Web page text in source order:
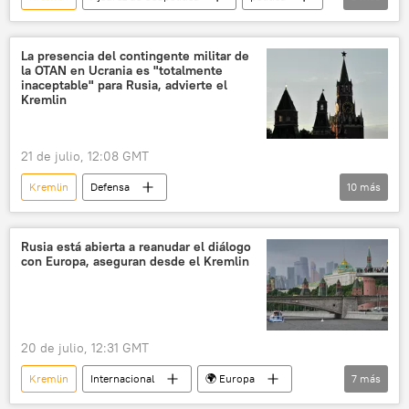
seguridad
Vladímir Putin
Dmitri Peskov
Ministerio de Desarrollo Económico de Rusia
Corea del Norte
Ucrania
La presencia del contingente militar de
la OTAN en Ucrania es "totalmente
inaceptable" para Rusia, advierte el
Kremlin
21 de julio, 12:08 GMT
Kremlin
Defensa
📰 Operación rusa de desmilitarización y desnazificación de Ucrania
🛡️ Zonas de conflicto
OTAN
Ucrania
Rusia
Reino Unido
10 más
Rusia está abierta a reanudar el diálogo
con Europa, aseguran desde el Kremlin
20 de julio, 12:31 GMT
Kremlin Internacional
🌍 Europa
Rusia
Alemania ASEAN
7 más